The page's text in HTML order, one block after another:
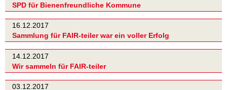
SPD für Bienenfreundliche Kommune
16.12.2017
Sammlung für FAIR-teiler war ein voller Erfolg
14.12.2017
Wir sammeln für FAIR-teiler
03.12.2017